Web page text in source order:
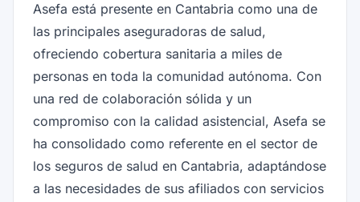
Asefa está presente en Cantabria como una de
las principales aseguradoras de salud,
ofreciendo cobertura sanitaria a miles de
personas en toda la comunidad autónoma. Con
una red de colaboración sólida y un
compromiso con la calidad asistencial, Asefa se
ha consolidado como referente en el sector de
los seguros de salud en Cantabria, adaptándose
a las necesidades de sus afiliados con servicios